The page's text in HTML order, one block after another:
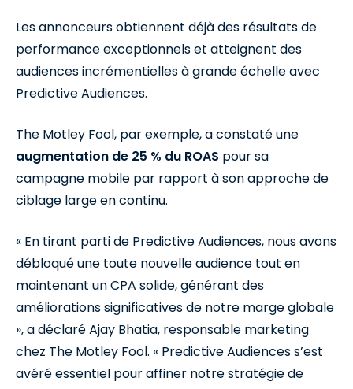
Les annonceurs obtiennent déjà des résultats de
performance exceptionnels et atteignent des
audiences incrémentielles à grande échelle avec
Predictive Audiences.
The Motley Fool, par exemple, a constaté une
augmentation de 25 % du ROAS pour sa
campagne mobile par rapport à son approche de
ciblage large en continu.
« En tirant parti de Predictive Audiences, nous avons
débloqué une toute nouvelle audience tout en
maintenant un CPA solide, générant des
améliorations significatives de notre marge globale
», a déclaré Ajay Bhatia, responsable marketing
chez The Motley Fool. « Predictive Audiences s’est
avéré essentiel pour affiner notre stratégie de